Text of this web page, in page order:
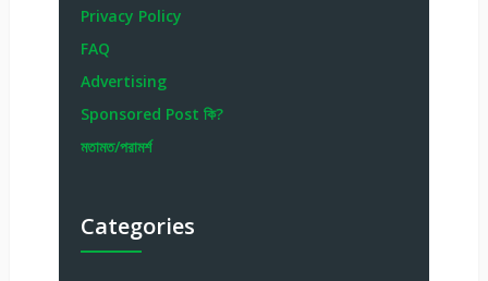
Privacy Policy
FAQ
Advertising
Sponsored Post কি?
মতামত/পরামর্শ
Categories